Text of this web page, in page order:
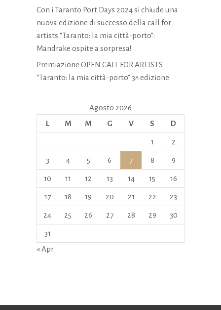
Con i Taranto Port Days 2024 si chiude una
nuova edizione di successo della call for
artists “Taranto: la mia città-porto”:
Mandrake ospite a sorpresa!
Premiazione OPEN CALL FOR ARTISTS
“Taranto: la mia città-porto” 3^ edizione
Agosto 2026
L
M M G V S D
1 2
3 4 5 6 7 8 9
10 11 12 13 14 15 16
17 18 19 20 21 22 23
24 25 26 27 28 29 30
31
« Apr